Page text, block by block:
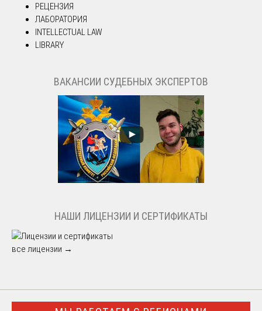
РЕЦЕНЗИЯ
ЛАБОРАТОРИЯ
INTELLECTUAL LAW
LIBRARY
ВАКАНСИИ СУДЕБНЫХ ЭКСПЕРТОВ
НАШИ ЛИЦЕНЗИИ И СЕРТИФИКАТЫ
все лицензии →